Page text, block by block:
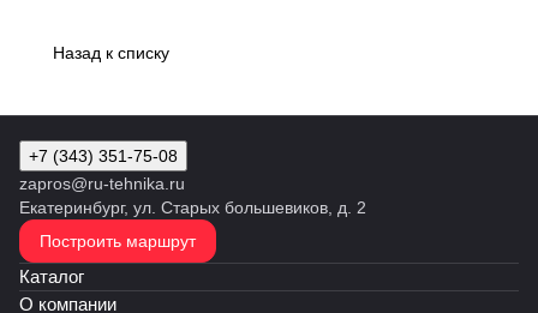
Назад к списку
+7 (343) 351-75-08
zapros@ru-tehnika.ru
Екатеринбург, ул. Старых большевиков, д. 2
Построить маршрут
Каталог
О компании